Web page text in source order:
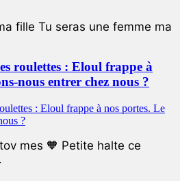
fille Tu seras une femme ma
roulettes : Eloul frappe à
nous entrer chez nous ?
mes 🧡 Petite halte ce